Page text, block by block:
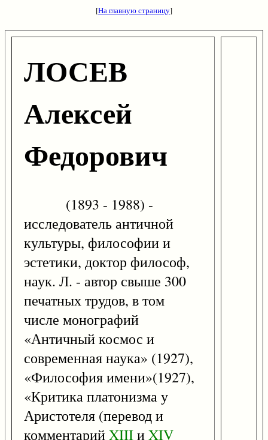
[На главную страницу]
ЛОСЕВ
Алексей
Федорович
(1893 - 1988) -
исследователь античной
культуры, философии и
эстетики, доктор философ,
наук. Л. - автор свыше 300
печатных трудов, в том
числе монографий
«Античный космос и
современная наука» (1927),
«Философия имени»(1927),
«Критика платонизма у
Аристотеля (перевод и
комментарийXIIIиXIV